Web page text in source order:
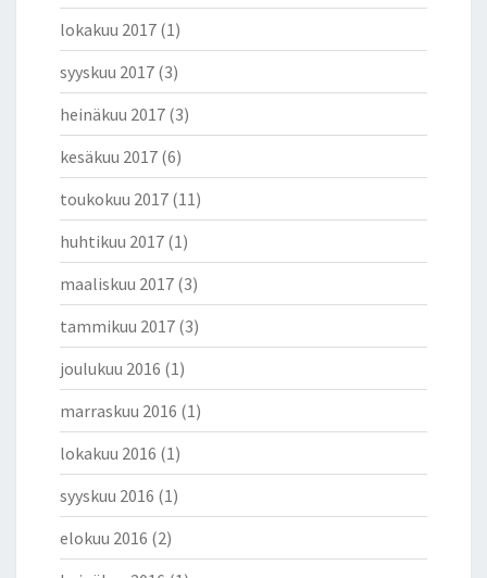
lokakuu 2017 (1)
syyskuu 2017 (3)
heinäkuu 2017 (3)
kesäkuu 2017 (6)
toukokuu 2017 (11)
huhtikuu 2017 (1)
maaliskuu 2017 (3)
tammikuu 2017 (3)
joulukuu 2016 (1)
marraskuu 2016 (1)
lokakuu 2016 (1)
syyskuu 2016 (1)
elokuu 2016 (2)